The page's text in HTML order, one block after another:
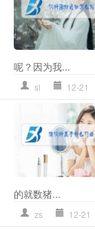
呢？因为我...
sl 12-21
的就数猪...
zs 12-21